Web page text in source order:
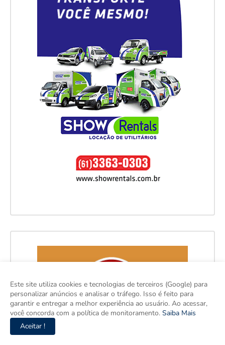
Este site utiliza cookies e tecnologias de terceiros (Google) para
personalizar anúncios e analisar o tráfego. Isso é feito para
garantir e entregar a melhor experiência ao usuário. Ao acessar,
você concorda com a política de monitoramento. Saiba Mais
Aceitar !